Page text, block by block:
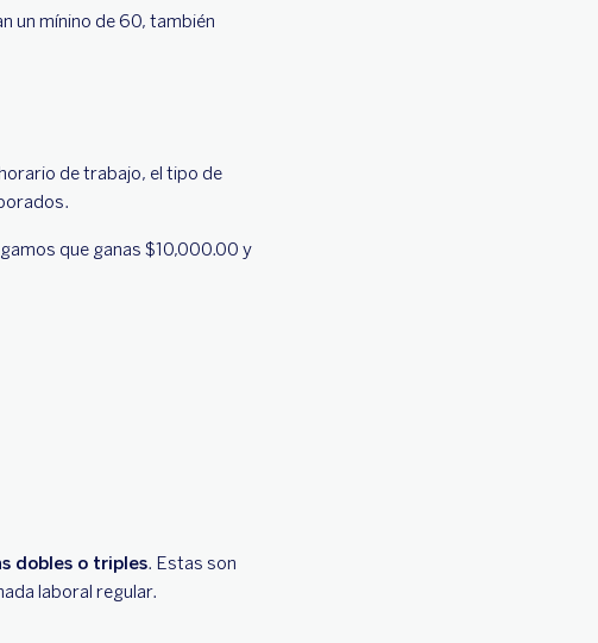
un mínino de 60, también
de trabajo, el tipo de
que ganas $10,000.00 y
dobles o triples. Estas son
laboral regular.